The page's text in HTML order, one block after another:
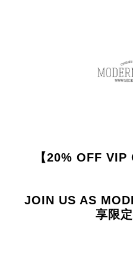
【20% OFF VIP
JOIN US AS
享限定